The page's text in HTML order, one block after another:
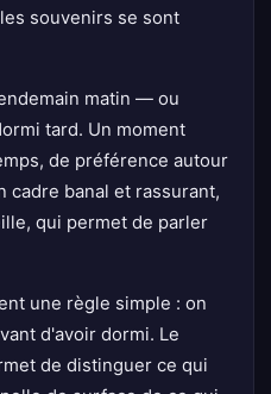
souvenirs se sont
matin — ou
tard. Un moment
de préférence autour
cadre banal et rassurant,
qui permet de parler
une règle simple : on
d'avoir dormi. Le
de distinguer ce qui